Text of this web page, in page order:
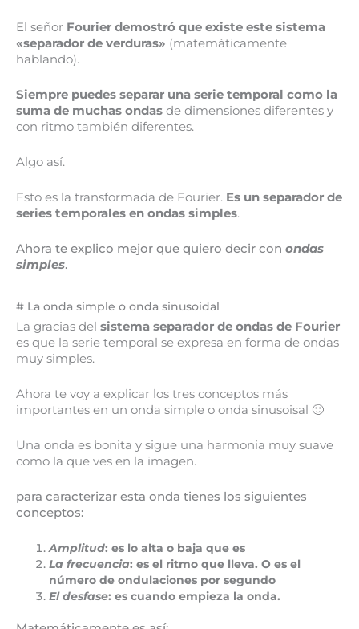
El señor Fourier demostró que existe este sistema
«separador de verduras» (matemáticamente
hablando).
Siempre puedes separar una serie temporal como la
suma de muchas ondas de dimensiones diferentes y
con ritmo también diferentes.
Algo así.
Esto es la transformada de Fourier. Es un separador de
series temporales en ondas simples.
Ahora te explico mejor que quiero decir con ondas
simples.
# La onda simple o onda sinusoidal
La gracias del sistema separador de ondas de Fourier
es que la serie temporal se expresa en forma de ondas
muy simples.
Ahora te voy a explicar los tres conceptos más
importantes en un onda simple o onda sinusoisal 🙂
Una onda es bonita y sigue una harmonia muy suave
como la que ves en la imagen.
para caracterizar esta onda tienes los siguientes
conceptos:
Amplitud: es lo alta o baja que es
La frecuencia: es el ritmo que lleva. O es el
número de ondulaciones por segundo
El desfase: es cuando empieza la onda.